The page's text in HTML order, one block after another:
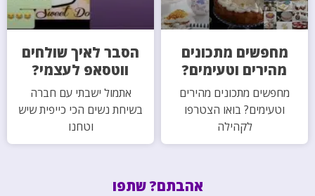
מחפשים מתכונים
מהירים וטעימים?
מחפשים מתכונים מהירים
וטעימים? בואו הצטרפו
לקהילה
הסבר לאיך שולחים
ווטסאפ לעצמי?
אתמול ישבתי עם חברה
בשיחת נשים הכי כייפית שיש
וטחנו
אהבתם? שתפו